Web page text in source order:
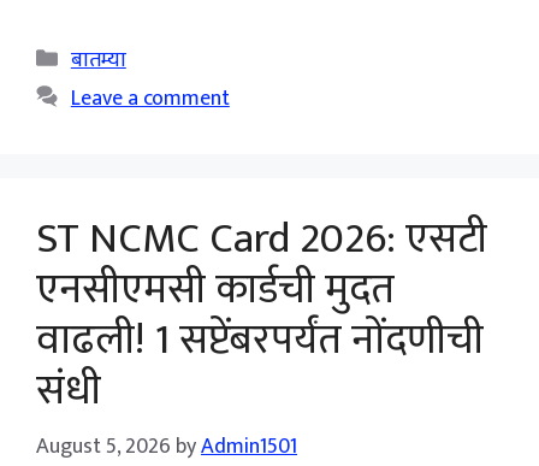
Categories
बातम्या
Leave a comment
ST NCMC Card 2026: एसटी
एनसीएमसी कार्डची मुदत
वाढली! 1 सप्टेंबरपर्यंत नोंदणीची
संधी
August 5, 2026 byAdmin1501